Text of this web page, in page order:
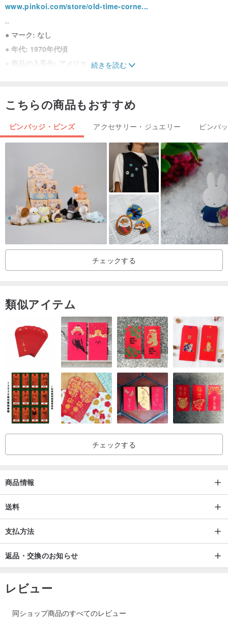
www.pinkoi.com/store/old-time-corne...
..
● マーク: なし
● 年代: 1970年代頃
商品の入手先: アメリカ
●素材: 合金 + ガラスダイヤモンド
ルギー体質の方はご購入を慎重にご検討ください)
●初めてVintage Jewelry を購入されるお客様は、お手数ですが購入
ガイドをご覧ください！●
続きを読む
こちらの商品もおすすめ
ピンバッジ・ピンズ アクセサリー・ジュエリー ピンバ
チェックする
類似アイテム
チェックする
商品情報
送料
支払方法
返品・交換のお知らせ
レビュー
同ショップ商品のすべてのレビュー